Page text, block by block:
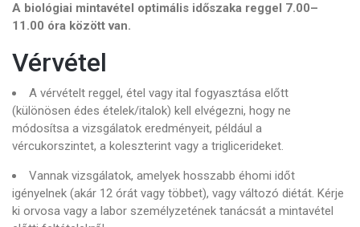
A biológiai mintavétel optimális időszaka reggel 7.00–
11.00 óra között van.
Vérvétel
A vérvételt reggel, étel vagy ital fogyasztása előtt
(különösen édes ételek/italok) kell elvégezni, hogy ne
módosítsa a vizsgálatok eredményeit, például a
vércukorszintet, a koleszterint vagy a triglicerideket.
Vannak vizsgálatok, amelyek hosszabb éhomi időt
igényelnek (akár 12 órát vagy többet), vagy változó diétát. Kérje
ki orvosa vagy a labor személyzetének tanácsát a mintavétel